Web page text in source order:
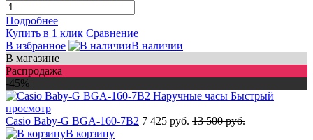
Подробнее
Купить в 1 клик Сравнение
В избранное
В наличии
В магазине
Распродажа
-45%
Быстрый
просмотр
Casio Baby-G BGA-160-7B2 7 425 руб. 13 500 руб.
В корзину